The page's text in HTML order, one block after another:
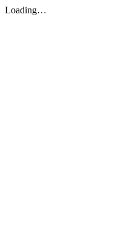
Loading…